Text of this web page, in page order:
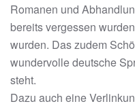
Romanen und
bereits vergessen
wurden. Das zudem
wundervolle deutsche
steht.
Dazu auch eine